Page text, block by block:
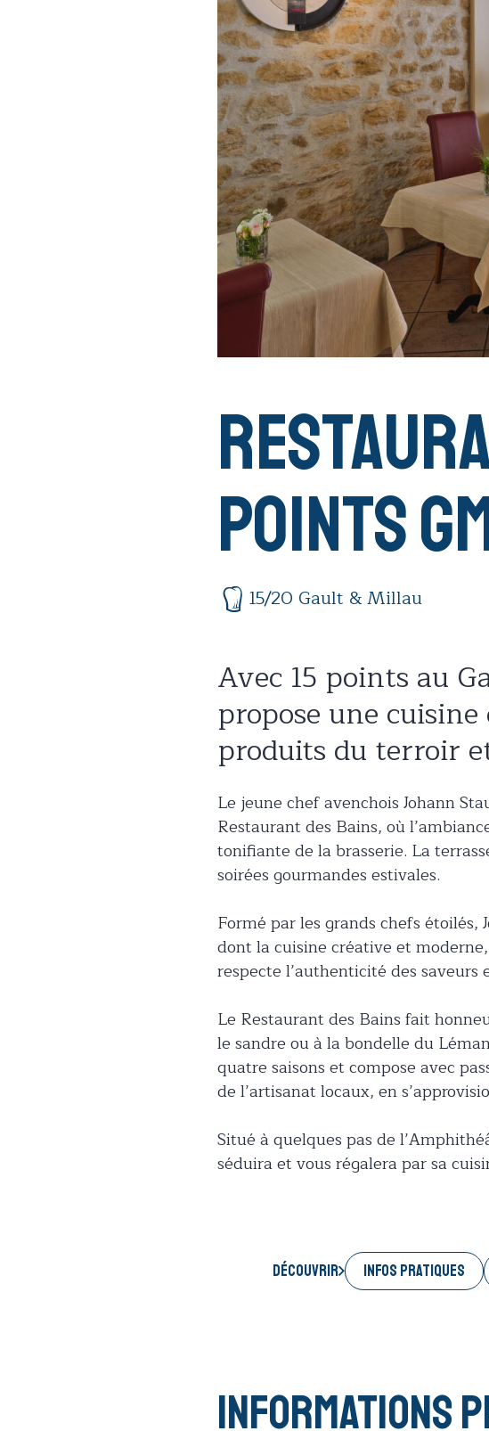
points
15/20 Gault & Millau
Avec 15 points au
propose une
produits du terroir
Le jeune chef avenchois Johann
Restaurant des Bains, où
tonifiante de la brasserie. La
soirées gourmandes estivales.
Formé par les grands chefs étoilés,
dont la cuisine créative et
respecte l’authenticité des saveurs
Le Restaurant des Bains fait
le sandre ou à la bondelle du
quatre saisons et compose avec
de l’artisanat locaux, en
Situé à quelques pas de
séduira et vous régalera par sa
Découvrir INFOS PRATIQUES
Informations